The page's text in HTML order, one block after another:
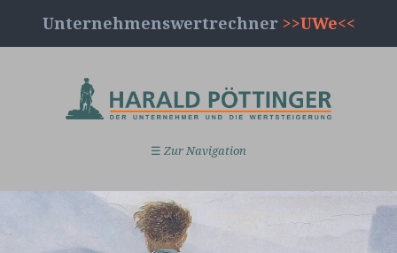
Unternehmenswertrechner >>UWe<<
☰ Zur Navigation